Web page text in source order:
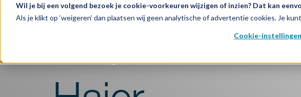
Wil je bij een volgend bezoek je cookie-voorkeuren wijzigen of inzien? Dat kan
Als je klikt op ‘weigeren’ dan plaatsen wij geen analytische of advertentie cookies. Je
Cookie-instellingen
Koelen
Flowkasten
Medische